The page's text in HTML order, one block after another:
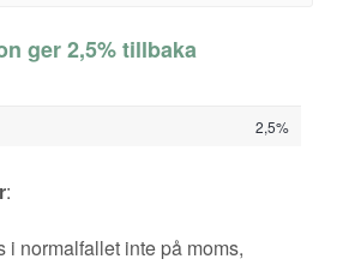
ger 2,5% tillbaka
2,5%
:
i normalfallet inte på moms,